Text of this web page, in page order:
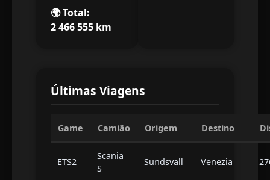
🌍 Total:
2 466 555 km
Últimas Viagens
Game Camião Origem Destino
ETS2
Scania
S
Sundsvall Venezia